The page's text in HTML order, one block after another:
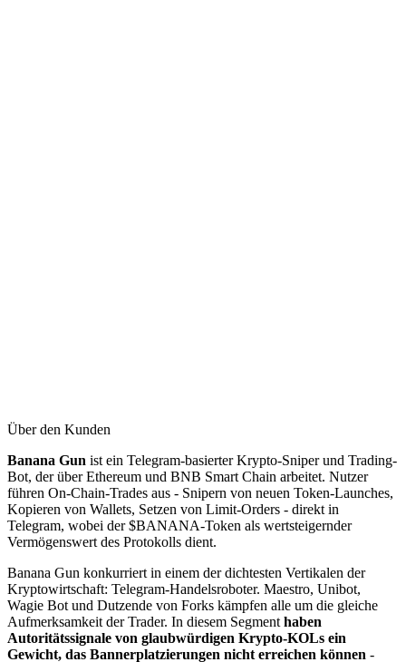
Über den Kunden
Banana Gun ist ein Telegram-basierter Krypto-Sniper und Trading-
Bot, der über Ethereum und BNB Smart Chain arbeitet. Nutzer
führen On-Chain-Trades aus - Snipern von neuen Token-Launches,
Kopieren von Wallets, Setzen von Limit-Orders - direkt in
Telegram, wobei der $BANANA-Token als wertsteigernder
Vermögenswert des Protokolls dient.
Banana Gun konkurriert in einem der dichtesten Vertikalen der
Kryptowirtschaft: Telegram-Handelsroboter. Maestro, Unibot,
Wagie Bot und Dutzende von Forks kämpfen alle um die gleiche
Aufmerksamkeit der Trader. In diesem Segment haben
Autoritätssignale von glaubwürdigen Krypto-KOLs ein
Gewicht, das Bannerplatzierungen nicht erreichen können -